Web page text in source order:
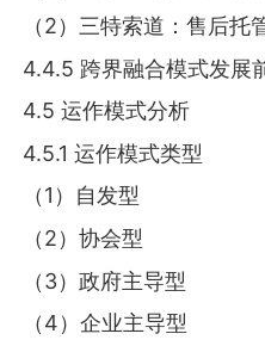
（2）三特索道：售后托
4.4.5 跨界融合模式发展
4.5 运作模式分析
4.5.1 运作模式类型
（1）自发型
（2）协会型
（3）政府主导型
（4）企业主导型